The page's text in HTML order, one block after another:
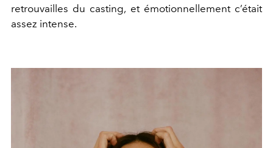
retrouvailles du casting, et émotionnellement c’était
assez intense.